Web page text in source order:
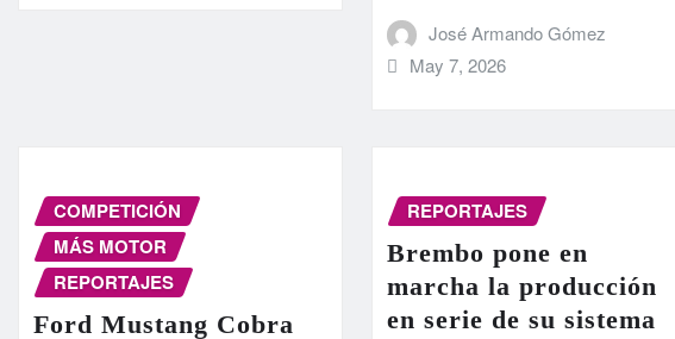
José Armando Gómez
May 7, 2026
COMPETICIÓN
MÁS MOTOR
REPORTAJES
Ford Mustang Cobra
REPORTAJES
Brembo pone en
marcha la producción
en serie de su sistema